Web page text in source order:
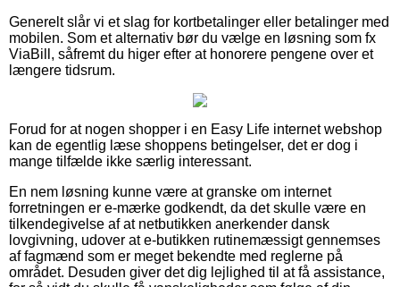
Generelt slår vi et slag for kortbetalinger eller betalinger med
mobilen. Som et alternativ bør du vælge en løsning som fx
ViaBill, såfremt du higer efter at honorere pengene over et
længere tidsrum.
Forud for at nogen shopper i en Easy Life internet webshop
kan de egentlig læse shoppens betingelser, det er dog i
mange tilfælde ikke særlig interessant.
En nem løsning kunne være at granske om internet
forretningen er e-mærke godkendt, da det skulle være en
tilkendegivelse af at netbutikken anerkender dansk
lovgivning, udover at e-butikken rutinemæssigt gennemses
af fagmænd som er meget bekendte med reglerne på
området. Desuden giver det dig lejlighed til at få assistance,